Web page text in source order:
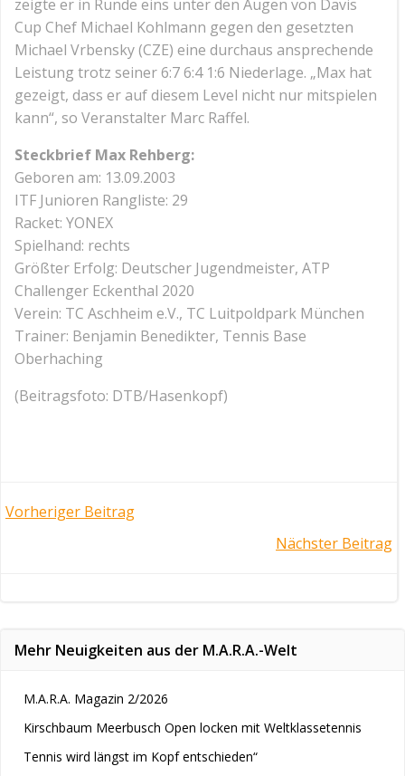
zeigte er in Runde eins unter den Augen von Davis
Cup Chef Michael Kohlmann gegen den gesetzten
Michael Vrbensky (CZE) eine durchaus ansprechende
Leistung trotz seiner 6:7 6:4 1:6 Niederlage. „Max hat
gezeigt, dass er auf diesem Level nicht nur mitspielen
kann“, so Veranstalter Marc Raffel.
Steckbrief Max Rehberg:
Geboren am: 13.09.2003
ITF Junioren Rangliste: 29
Racket: YONEX
Spielhand: rechts
Größter Erfolg: Deutscher Jugendmeister, ATP
Challenger Eckenthal 2020
Verein: TC Aschheim e.V., TC Luitpoldpark München
Trainer: Benjamin Benedikter, Tennis Base
Oberhaching
(Beitragsfoto: DTB/Hasenkopf)
Post
Vorheriger Beitrag
Nächster Beitrag
Mehr Neuigkeiten aus der M.A.R.A.-Welt
M.A.R.A. Magazin 2/2026
Kirschbaum Meerbusch Open locken mit Weltklassetennis
Tennis wird längst im Kopf entschieden“